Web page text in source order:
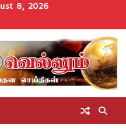
8, 2026
ஆன்மிகம்
சட்டம்
அறிவோம்
சினிமாUncategorized